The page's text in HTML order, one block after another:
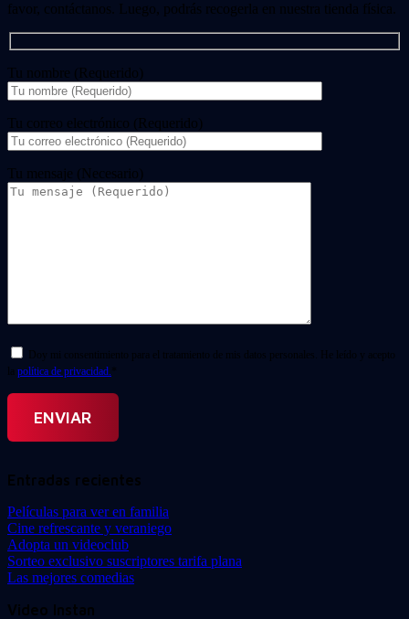
favor, contáctanos. Luego, podrás recogerla en nuestra tienda física.
Tu nombre (Requerido)
Tu correo electrónico (Requerido)
Tu mensaje (Necesario)
Doy mi consentimiento para el tratamiento de mis datos personales. He leído y acepto
la política de privacidad. *
Entradas recientes
Películas para ver en familia
Cine refrescante y veraniego
Adopta un videoclub
Sorteo exclusivo suscriptores tarifa plana
Las mejores comedias
Video Instan